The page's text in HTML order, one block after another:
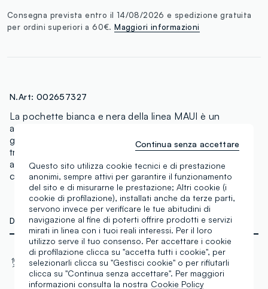
Consegna prevista entro il 14/08/2026 e spedizione gratuita
per ordini superiori a 60€.Maggiori informazioni
N.Art: 002657327
La pochette bianca e nera della linea MAUI è un
accessorio ideale per la stagione primavera-estate
grazie alla sua fantasia geometrica. Perfetta per
trasportare i tuoi oggetti essenziali quotidianamente,
aggiunge un tocco di stile al tuo outfit senza
compromessi sulla funzionalità.
DETTAGLI TECNICI
Materiale
100% Poliestere
Questo sito utilizza cookie tecnici e di prestazione
anonimi, sempre attivi per garantire il funzionamento
del sito e di misurarne le prestazione; Altri cookie (i
cookie di profilazione), installati anche da terze parti,
servono invece per verificare le tue abitudini di
navigazione al fine di poterti offrire prodotti e servizi
mirati in linea con i tuoi reali interessi. Per il loro
utilizzo serve il tuo consenso. Per accettare i cookie
di profilazione clicca su "accetta tutti i cookie", per
selezionarli clicca su "Gestisci cookie" o per rifiutarli
clicca su "Continua senza accettare". Per maggiori
informazioni consulta la nostra Cookie Policy
Continua senza accettare